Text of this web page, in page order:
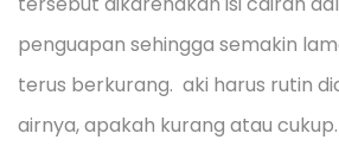
penguapan sehingga semakin
terus berkurang. aki harus rutin
airnya, apakah kurang atau